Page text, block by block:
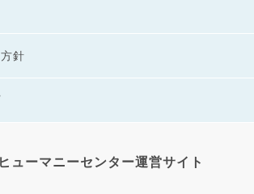
針
ューマニーセンター運営サイト